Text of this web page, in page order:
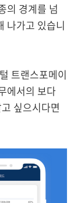
의 경계를 넘
나가고 있습니
트랜스포메이
에서의 보다
싶으시다면